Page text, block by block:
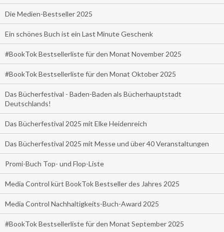
Die Medien-Bestseller 2025
Ein schönes Buch ist ein Last Minute Geschenk
#BookTok Bestsellerliste für den Monat November 2025
#BookTok Bestsellerliste für den Monat Oktober 2025
Das Bücherfestival - Baden-Baden als Bücherhauptstadt
Deutschlands!
Das Bücherfestival 2025 mit Elke Heidenreich
Das Bücherfestival 2025 mit Messe und über 40 Veranstaltungen
Promi-Buch Top- und Flop-Liste
Media Control kürt BookTok Bestseller des Jahres 2025
Media Control Nachhaltigkeits-Buch-Award 2025
#BookTok Bestsellerliste für den Monat September 2025